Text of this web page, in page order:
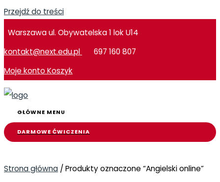
Przejdź do treści
Warszawa ul. Obywatelska 1 lok U14
kontakt@next.edu.pl
697 160 807
Moje konto Koszyk
GŁÓWNE MENU
DARMOWE ĆWICZENIA
Strona główna / Produkty oznaczone “Angielski online”